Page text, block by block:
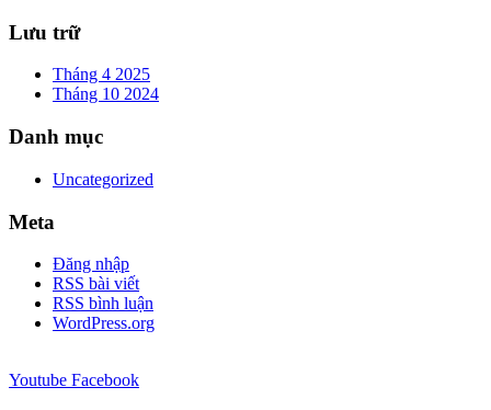
Lưu trữ
Tháng 4 2025
Tháng 10 2024
Danh mục
Uncategorized
Meta
Đăng nhập
RSS bài viết
RSS bình luận
WordPress.org
Youtube Facebook